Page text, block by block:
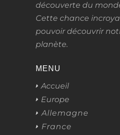
découverte du
Cette chance
pouvoir découvrir
planète.
MENU
Accueil
Europe
Allemagne
France